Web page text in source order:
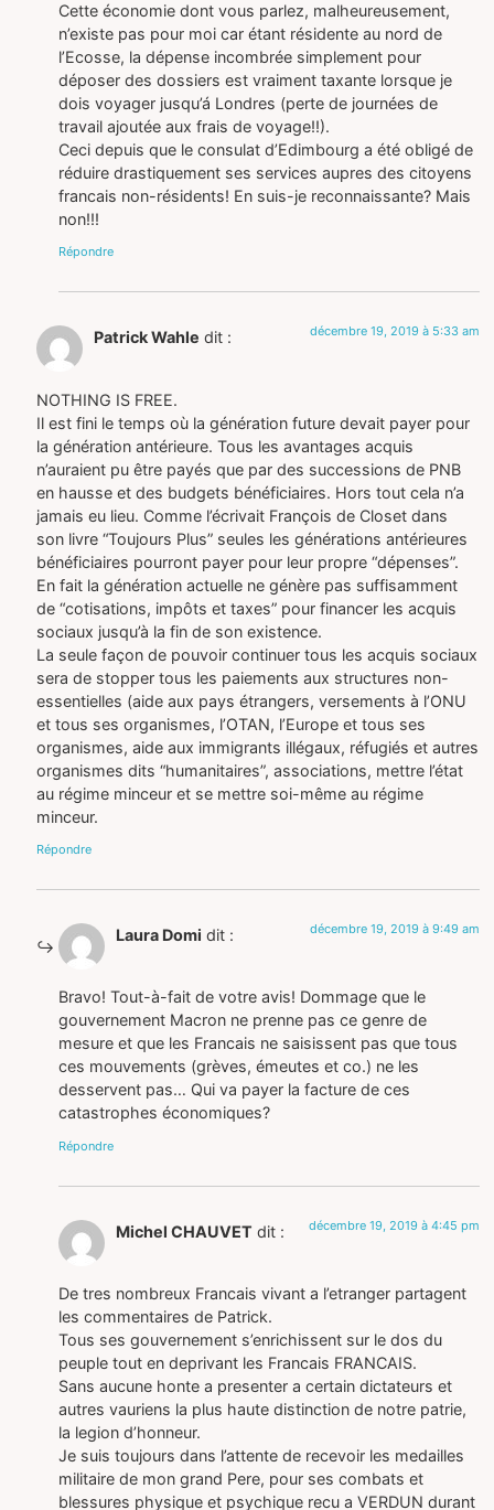
Cette économie dont vous parlez, malheureusement,
n’existe pas pour moi car étant résidente au nord de
l’Ecosse, la dépense incombrée simplement pour
déposer des dossiers est vraiment taxante lorsque je
dois voyager jusqu’á Londres (perte de journées de
travail ajoutée aux frais de voyage!!).
Ceci depuis que le consulat d’Edimbourg a été obligé de
réduire drastiquement ses services aupres des citoyens
francais non-résidents! En suis-je reconnaissante? Mais
non!!!
Répondre
Patrick Wahle dit : décembre 19, 2019 à 5:33 am
NOTHING IS FREE.
Il est fini le temps où la génération future devait payer pour
la génération antérieure. Tous les avantages acquis
n’auraient pu être payés que par des successions de PNB
en hausse et des budgets bénéficiaires. Hors tout cela n’a
jamais eu lieu. Comme l’écrivait François de Closet dans
son livre “Toujours Plus” seules les générations antérieures
bénéficiaires pourront payer pour leur propre “dépenses”.
En fait la génération actuelle ne génère pas suffisamment
de “cotisations, impôts et taxes” pour financer les acquis
sociaux jusqu’à la fin de son existence.
La seule façon de pouvoir continuer tous les acquis sociaux
sera de stopper tous les paiements aux structures non-
essentielles (aide aux pays étrangers, versements à l’ONU
et tous ses organismes, l’OTAN, l’Europe et tous ses
organismes, aide aux immigrants illégaux, réfugiés et autres
organismes dits “humanitaires”, associations, mettre l’état
au régime minceur et se mettre soi-même au régime
minceur.
Répondre
Laura Domi dit : décembre 19, 2019 à 9:49 am
Bravo! Tout-à-fait de votre avis! Dommage que le
gouvernement Macron ne prenne pas ce genre de
mesure et que les Francais ne saisissent pas que tous
ces mouvements (grèves, émeutes et co.) ne les
desservent pas… Qui va payer la facture de ces
catastrophes économiques?
Répondre
Michel CHAUVET dit : décembre 19, 2019 à 4:45 pm
De tres nombreux Francais vivant a l’etranger partagent
les commentaires de Patrick.
Tous ses gouvernement s’enrichissent sur le dos du
peuple tout en deprivant les Francais FRANCAIS.
Sans aucune honte a presenter a certain dictateurs et
autres vauriens la plus haute distinction de notre patrie,
la legion d’honneur.
Je suis toujours dans l’attente de recevoir les medailles
militaire de mon grand Pere, pour ses combats et
blessures physique et psychique recu a VERDUN durant